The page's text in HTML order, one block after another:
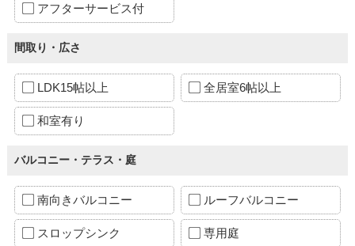
アフターサービス付
間取り・広さ
LDK15帖以上 全居室6帖以上
和室有り
バルコニー・テラス・庭
南向きバルコニー ルーフバルコニー
スロップシンク 専用庭